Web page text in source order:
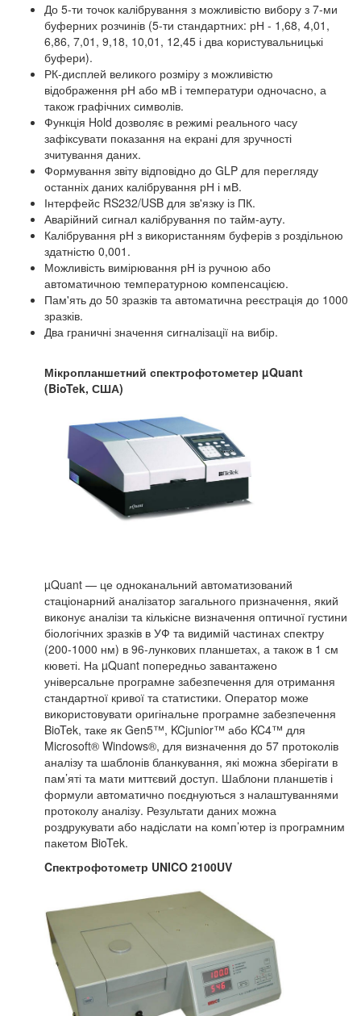
До 5-ти точок калібрування з можливістю вибору з 7-ми
буферних розчинів (5-ти стандартних: рН - 1,68, 4,01,
6,86, 7,01, 9,18, 10,01, 12,45 і два користувальницькі
буфери).
РК-дисплей великого розміру з можливістю
відображення рН або мВ і температури одночасно, а
також графічних символів.
Функція Hold дозволяє в режимі реального часу
зафіксувати показання на екрані для зручності
зчитування даних.
Формування звіту відповідно до GLP для перегляду
останніх даних калібрування рН і мВ.
Інтерфейс RS232/USB для зв'язку із ПК.
Аварійний сигнал калібрування по тайм-ауту.
Калібрування рН з використанням буферів з роздільною
здатністю 0,001.
Можливість вимірювання рН із ручною або
автоматичною температурною компенсацією.
Пам'ять до 50 зразків та автоматична реєстрація до 1000
зразків.
Два граничні значення сигналізації на вибір.
Мікропланшетний спектрофотометер µQuant
(BioTek, США)
µQuant — це одноканальний автоматизований
стаціонарний аналізатор загального призначення, який
виконує аналізи та кількісне визначення оптичної густини
біологічних зразків в УФ та видимій частинах спектру
(200-1000 нм) в 96-лункових планшетах, а також в 1 см
кюветі. На µQuant попередньо завантажено
універсальне програмне забезпечення для отримання
стандартної кривої та статистики. Оператор може
використовувати оригінальне програмне забезпечення
BioTek, таке як Gen5™, KCjunior™ або KC4™ для
Microsoft® Windows®, для визначення до 57 протоколів
аналізу та шаблонів бланкування, які можна зберігати в
пам’яті та мати миттєвий доступ. Шаблони планшетів і
формули автоматично поєднуються з налаштуваннями
протоколу аналізу. Результати даних можна
роздрукувати або надіслати на комп’ютер із програмним
пакетом BioTek.
Cпектрофотометр UNICO 2100UV